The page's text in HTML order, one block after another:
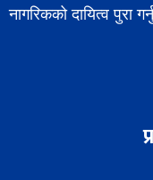
नागरिकको दायित्व पुरा